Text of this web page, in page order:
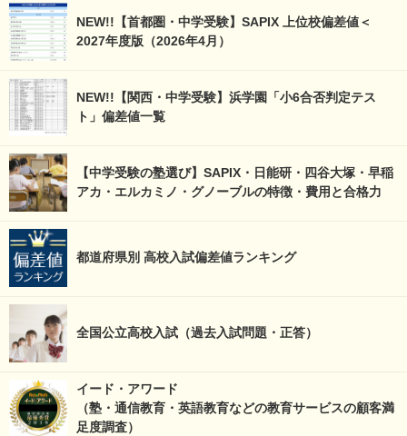
NEW!!【首都圏・中学受験】SAPIX 上位校偏差値＜
2027年度版（2026年4月）
NEW!!【関西・中学受験】浜学園「小6合否判定テス
ト」偏差値一覧
【中学受験の塾選び】SAPIX・日能研・四谷大塚・早稲
アカ・エルカミノ・グノーブルの特徴・費用と合格力
都道府県別 高校入試偏差値ランキング
全国公立高校入試（過去入試問題・正答）
イード・アワード
（塾・通信教育・英語教育などの教育サービスの顧客満
足度調査）